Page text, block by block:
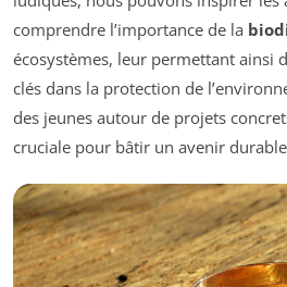
comprendre l’importance de la
écosystèmes, leur permettant ainsi
clés dans la protection de
des jeunes autour de projets
cruciale pour bâtir un avenir